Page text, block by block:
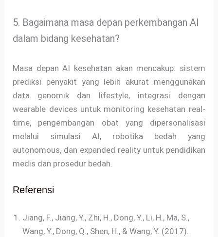
5. Bagaimana masa depan perkembangan AI
dalam bidang kesehatan?
Masa depan AI kesehatan akan mencakup: sistem
prediksi penyakit yang lebih akurat menggunakan
data genomik dan lifestyle, integrasi dengan
wearable devices untuk monitoring kesehatan real-
time, pengembangan obat yang dipersonalisasi
melalui simulasi AI, robotika bedah yang
autonomous, dan expanded reality untuk pendidikan
medis dan prosedur bedah.
Referensi
Jiang, F., Jiang, Y., Zhi, H., Dong, Y., Li, H., Ma, S.,
Wang, Y., Dong, Q., Shen, H., & Wang, Y. (2017).